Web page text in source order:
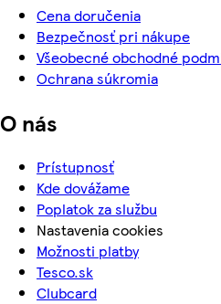
Cena doručenia
Bezpečnosť pri nákupe
Všeobecné obchodné
Ochrana súkromia
O nás
Prístupnosť
Kde dovážame
Poplatok za službu
Nastavenia cookies
Možnosti platby
Tesco.sk
Clubcard